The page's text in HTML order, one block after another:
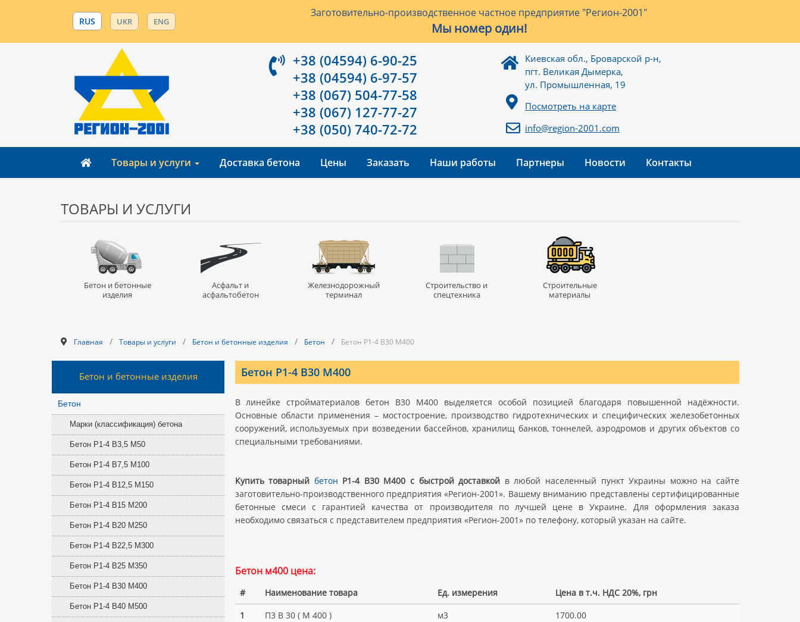
RUS UKR ENG
Заготовительно-производственное частное предприятие "Регион-2001"
Мы номер один!
+38 (04594) 6-90-25
+38 (04594) 6-97-57
+38 (067) 504-77-58
+38 (067) 127-77-27
+38 (050) 740-72-72
Киевская обл., Броварской р-н,
пгт. Великая Дымерка,
ул. Промышленная, 19
Посмотреть на карте
info@region-2001.com
Товары и услуги Доставка бетона Цены Заказать Наши работы Партнеры Новости Контакты
ТОВАРЫ И УСЛУГИ
Бетон и бетонные
изделия
Асфальт и
асфальтобетон
Железнодорожный
терминал
Строительство и
спецтехника
Строительные
материалы
Главная / Товары и услуги / Бетон и бетонные изделия / Бетон / Бетон Р1-4 В30 M400
Бетон и бетонные изделия
Бетон
Марки (классификация) бетона
Бетон Р1-4 В3,5 M50
Бетон Р1-4 В7,5 M100
Бетон Р1-4 В12,5 M150
Бетон Р1-4 В15 M200
Бетон Р1-4 В20 M250
Бетон Р1-4 В22,5 M300
Бетон Р1-4 В25 M350
Бетон Р1-4 В30 M400
Бетон Р1-4 В40 M500
Бетон Р1-4 В30 M400
В линейке стройматериалов бетон В30 М400 выделяется особой позицией благодаря повышенной надёжности.
Основные области применения – мостостроение, производство гидротехнических и специфических железобетонных
сооружений, используемых при возведении бассейнов, хранилищ банков, тоннелей, аэродромов и других объектов со
специальными требованиями.
Купить товарный бетон Р1-4 В30 M400 с быстрой доставкой в любой населенный пункт Украины можно на сайте
заготовительно-производственного предприятия «Регион-2001». Вашему вниманию представлены сертифицированные
бетонные смеси с гарантией качества от производителя по лучшей цене в Украине. Для оформления заказа
необходимо связаться с представителем предприятия «Регион-2001» по телефону, который указан на сайте.
Бетон м400 цена:
# Наименование товара Ед. измерения
Цена в т.ч. НДС 20%, грн
1
П3 В 30 ( М 400 ) м3 1700.00